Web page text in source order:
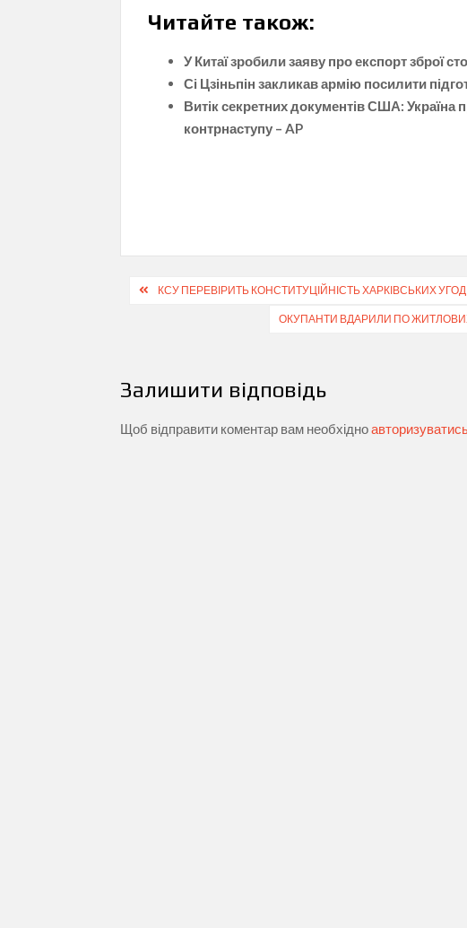
Читайте також:
У Китаї зробили заяву про експорт зброї
Сі Цзіньпін закликав армію посилити
Витік секретних документів США: Україна
контрнаступу – AP
Навігація
КСУ ПЕРЕВІРИТЬ КОНСТИТУЦІЙНІСТЬ ХАРКІВСЬКИХ УГОД
ОКУПАНТИ ВДАРИЛИ ПО
Залишити відповідь
Щоб відправити коментар вам необхідно